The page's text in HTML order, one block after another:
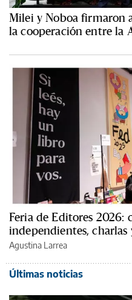
Milei y Noboa firmaron
la cooperación entre la
Feria de Editores 2026:
independientes, charlas
Agustina Larrea
Últimas noticias